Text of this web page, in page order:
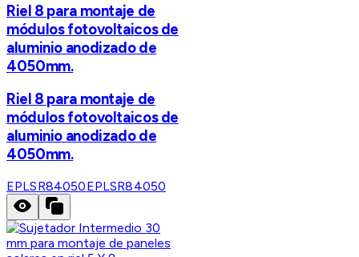
Riel 8 para montaje de
módulos fotovoltaicos de
aluminio anodizado de
4050mm.
Riel 8 para montaje de
módulos fotovoltaicos de
aluminio anodizado de
4050mm.
EPLSR84050EPLSR84050